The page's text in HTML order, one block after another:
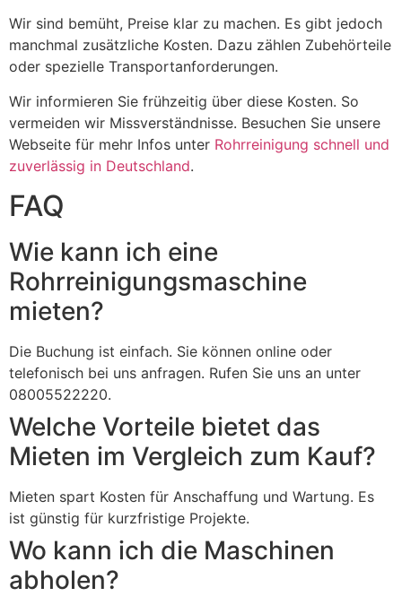
Wir sind bemüht, Preise klar zu machen. Es gibt jedoch
manchmal zusätzliche Kosten. Dazu zählen Zubehörteile
oder spezielle Transportanforderungen.
Wir informieren Sie frühzeitig über diese Kosten. So
vermeiden wir Missverständnisse. Besuchen Sie unsere
Webseite für mehr Infos unter Rohrreinigung schnell und
zuverlässig in Deutschland.
FAQ
Wie kann ich eine
Rohrreinigungsmaschine
mieten?
Die Buchung ist einfach. Sie können online oder
telefonisch bei uns anfragen. Rufen Sie uns an unter
08005522220.
Welche Vorteile bietet das
Mieten im Vergleich zum Kauf?
Mieten spart Kosten für Anschaffung und Wartung. Es
ist günstig für kurzfristige Projekte.
Wo kann ich die Maschinen
abholen?